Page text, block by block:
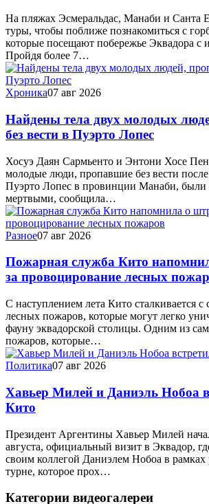
На пляжах Эсмеральдас, Манаби и Санта
туры, чтобы поближе познакомиться с
которые посещают побережье Эквадора с
Пройдя более 7…
Хроника07 авг 2026
Найдены тела двух молодых
без вести в Пуэрто Лопес
Хосуэ Даян Сармьенто и Энтони Хосе
молодые люди, пропавшие без вести
Пуэрто Лопес в провинции Манаби, были
мертвыми, сообщила…
Разное07 авг 2026
Пожарная служба Кито
за провоцирование лесных
С наступлением лета Кито сталкивается с
лесных пожаров, которые могут легко
фауну эквадорской столицы. Одним из
пожаров, которые…
Политика07 авг 2026
Хавьер Милей и Даниэль Нобоа
Кито
Президент Аргентины Хавьер Милей
августа, официальный визит в Эквадор,
своим коллегой Даниэлем Нобоа в рамках
турне, которое прох…
Категории видеогалереи